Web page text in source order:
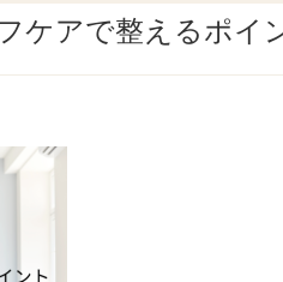
ケアで整えるポイ